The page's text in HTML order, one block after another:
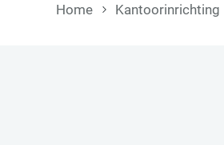
Home Kantoorinrichting